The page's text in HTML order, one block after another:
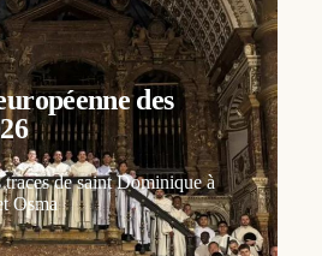
des
de saint Dominique à
Osma